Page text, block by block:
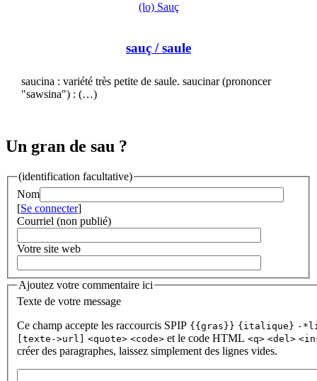
(lo) Sauç
sauç / saule
saucina : variété très petite de saule. saucinar (prononcer
"sawsina") : (…)
Un gran de sau ?
(identification facultative)
Nom
[Se connecter]
Courriel (non publié)
Votre site web
Ajoutez votre commentaire ici
Texte de votre message
Ce champ accepte les raccourcis SPIP {{gras}} {italique} -
[texte->url]
<quote> <code> et le code HTML <q> <del>
créer des paragraphes, laissez simplement des lignes vides.